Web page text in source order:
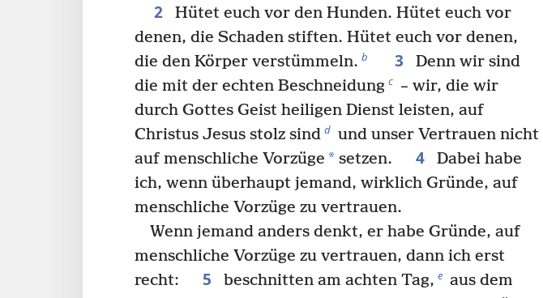
2
Hütet euch vor den Hunden. Hütet euch vor
denen, die Schaden stiften. Hütet euch vor denen,
die den Körper verstümmeln. b 3
Denn wir sind
die mit der echten Beschneidung c – wir, die wir
durch Gottes Geist heiligen Dienst leisten, auf
Christus Jesus stolz sind d und unser Vertrauen nicht
auf menschliche Vorzüge * setzen. 4
Dabei habe
ich, wenn überhaupt jemand, wirklich Gründe, auf
menschliche Vorzüge zu vertrauen.
Wenn jemand anders denkt, er habe Gründe, auf
menschliche Vorzüge zu vertrauen, dann ich erst
recht:
5 beschnitten am achten Tag, e aus dem